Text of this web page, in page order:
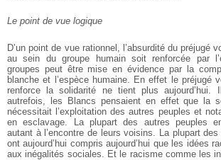
Le point de vue logique
D’un point de vue rationnel, l’absurdité du préjugé
au sein du groupe humain soit renforcée par
groupes peut êtremise en évidence par la
blanche et l’espèce humaine. En effet le préjugé
renforce la solidarité ne tientplus aujourd’hui.
autrefois, les Blancs pensaient en effet que la
nécessitait l’exploitation des autres peuples et
en esclavage. La plupart des autres peuples
autant àl’encontre de leurs voisins. La plupart
ont aujourd’hui compris aujourd’hui que les idées
aux inégalités sociales. Etle racisme comme les